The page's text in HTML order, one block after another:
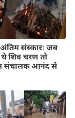
संस्कारः जब
शिव चरण तो
संचालक आनंद से